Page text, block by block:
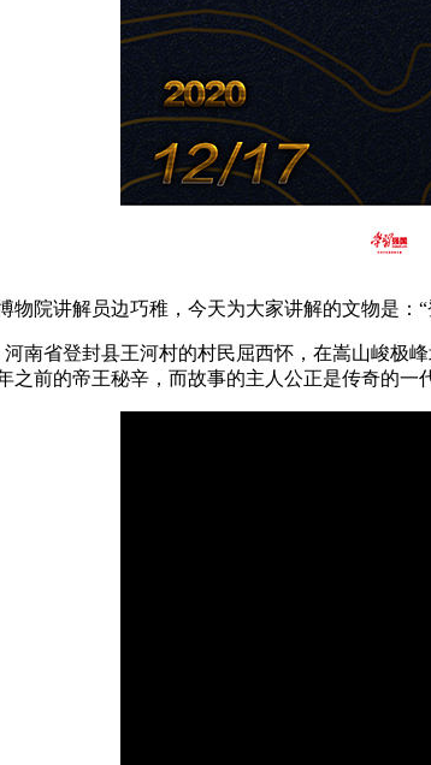
院讲解员边巧稚，今天为大家讲解的文物是：
省登封县王河村的村民屈西怀，在嵩山峻极峰
之前的帝王秘辛，而故事的主人公正是传奇的